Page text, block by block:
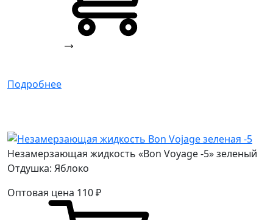
Подробнее
Незамерзающая жидкость «Bon Voyage -5» зеленый
Отдушка: Яблоко
Оптовая цена 110₽